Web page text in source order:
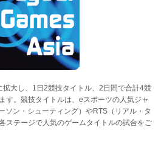
大し、1日2競技タイトル、2日間で合計4競
す。競技タイトルは、eスポーツの人気ジャ
ソン・シューティング）やRTS（リアル・タ
ステージで人気のゲームタイトルの試合をご